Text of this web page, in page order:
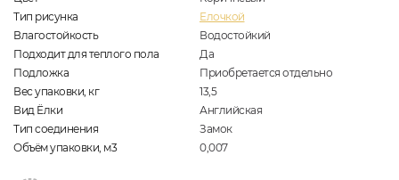
Тип рисунка
Елочкой
Влагостойкость
Водостойкий
Подходит для теплого пола
Да
Подложка
Приобретается отдельно
Вес упаковки, кг
13,5
Вид Ёлки
Английская
Тип соединения
Замок
Объём упаковки, м3
0,007